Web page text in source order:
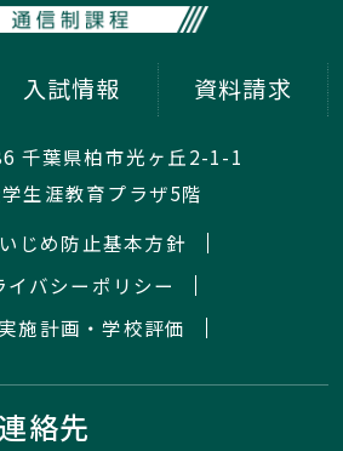
入試情報 資料請求
千葉県柏市光ヶ丘2-1-1
生涯教育プラザ5階
じめ防止基本方針
イバシーポリシー
施計画・学校評価
絡先